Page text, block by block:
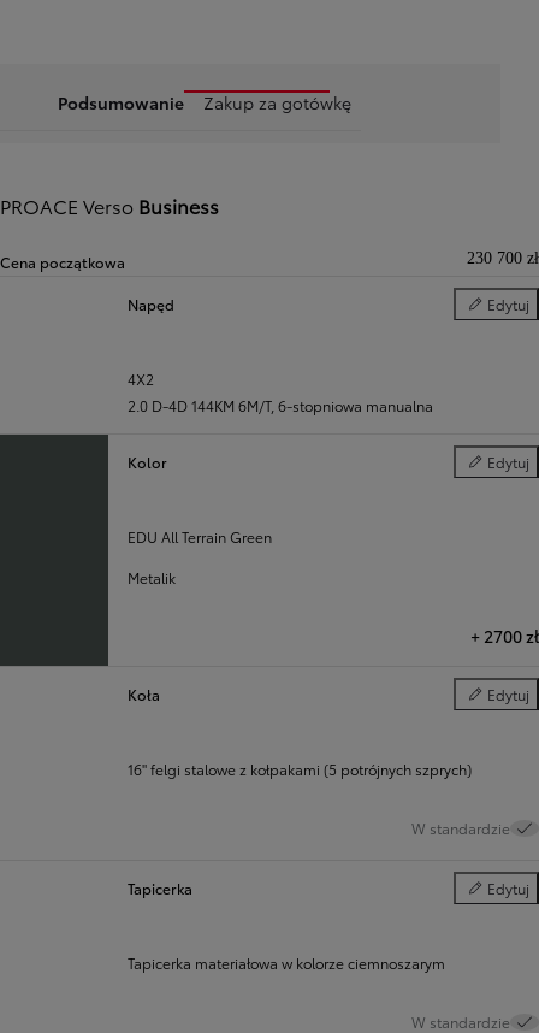
Podsumowanie Zakup za gotówkę
PROACE Verso Business
Cena początkowa 230 700 zł
Napęd Edytuj
Napęd
4X2
2.0 D-4D 144KM 6M/T, 6-stopniowa manualna
Kolor Edytuj
Kolor
EDU All Terrain Green
Metalik
+ 2700 zł
Koła Edytuj
Koła
16" felgi stalowe z kołpakami (5 potrójnych szprych)
W standardzie
Tapicerka Edytuj
Tapicerka
Tapicerka materiałowa w kolorze ciemnoszarym
W standardzie